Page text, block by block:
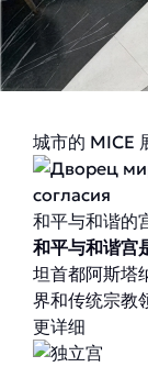
城市的 MICE
和平与和谐的
和平与和谐宫
坦首都阿斯塔
界和传统宗教
更详细